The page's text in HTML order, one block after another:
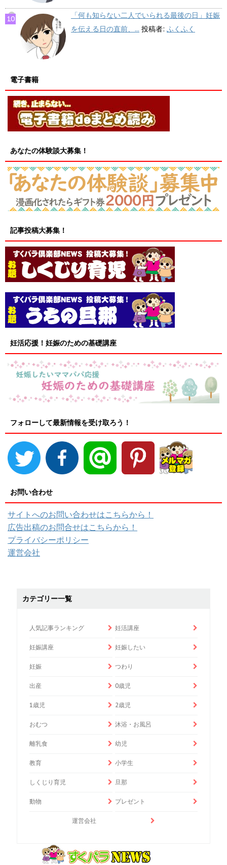
「何も知らない二人でいられる最後の日」妊娠
を伝える日の直前、... 投稿者: ふくふく
電子書籍
あなたの体験談大募集！
記事投稿大募集！
妊活応援！妊娠のための基礎講座
フォローして最新情報を受け取ろう！
お問い合わせ
サイトへのお問い合わせはこちらから！
広告出稿のお問合せはこちらから！
プライバシーポリシー
運営会社
カテゴリー一覧
人気記事ランキング 妊活講座
妊娠講座 妊娠したい
妊娠 つわり
出産 0歳児
1歳児 2歳児
おむつ 沐浴・お風呂
離乳食 幼児
教育 小学生
しくじり育児 旦那
動物 プレゼント
運営会社